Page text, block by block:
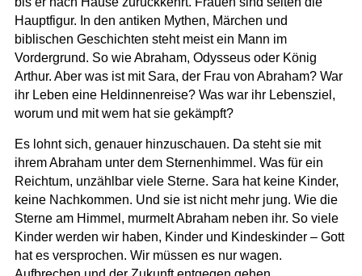
Hauptfigur. In den antiken Mythen, Märchen und
biblischen Geschichten steht meist ein Mann im
Vordergrund. So wie Abraham, Odysseus oder König
Arthur. Aber was ist mit Sara, der Frau von Abraham? War
ihr Leben eine Heldinnenreise? Was war ihr Lebensziel,
worum und mit wem hat sie gekämpft?
Es lohnt sich, genauer hinzuschauen. Da steht sie mit
ihrem Abraham unter dem Sternenhimmel. Was für ein
Reichtum, unzählbar viele Sterne. Sara hat keine Kinder,
keine Nachkommen. Und sie ist nicht mehr jung. Wie die
Sterne am Himmel, murmelt Abraham neben ihr. So viele
Kinder werden wir haben, Kinder und Kindeskinder – Gott
hat es versprochen. Wir müssen es nur wagen.